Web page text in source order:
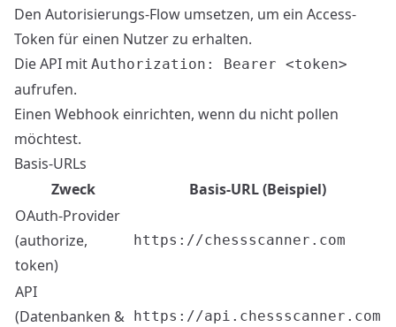
Den Autorisierungs-Flow umsetzen, um ein Access-
Token für einen Nutzer zu erhalten.
DieAPI mit Authorization: Bearer <token>
aufrufen.
Einen Webhook einrichten, wenn du nicht pollen
möchtest.
Basis-URLs
Zweck
Basis-URL (Beispiel)
OAuth-Provider
(authorize,
token)
https://chessscanner.com
API
(Datenbanken & https://api.chessscanner.com